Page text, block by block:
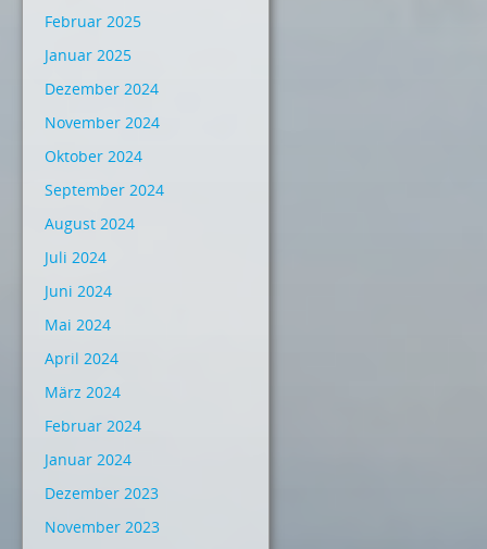
Februar 2025
Januar 2025
Dezember 2024
November 2024
Oktober 2024
September 2024
August 2024
Juli 2024
Juni 2024
Mai 2024
April 2024
März 2024
Februar 2024
Januar 2024
Dezember 2023
November 2023